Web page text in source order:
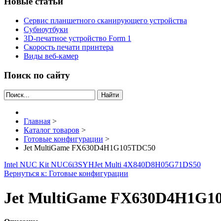
Сервис планшетного сканирующего устройства
Субноутбуки
3D-печатное устройство Form 1
Скорость печати принтера
Виды веб-камер
Поиск по сайту
Найти
Главная >
Каталог товаров >
Готовые конфигурации >
Jet MultiGame FX630D4H1G105TDC50
Intel NUC Kit NUC6i3SYHJet Multi 4X840D8H05G71DS50
Вернуться к: Готовые конфигурации
Jet MultiGame